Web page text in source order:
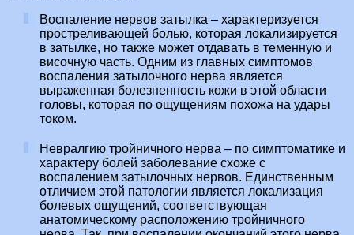
Воспаление нервов затылка – характеризуется
простреливающей болью, которая локализируется
в затылке, но также может отдавать в теменную и
височную часть. Одним из главных симптомов
воспаления затылочного нерва является
выраженная болезненность кожи в этой области
головы, которая по ощущениям похожа на удары
током.
Невралгию тройничного нерва – по симптоматике и
характеру болей заболевание схоже с
воспалением затылочных нервов. Единственным
отличием этой патологии является локализация
болевых ощущений, соответствующая
анатомическому расположению тройничного